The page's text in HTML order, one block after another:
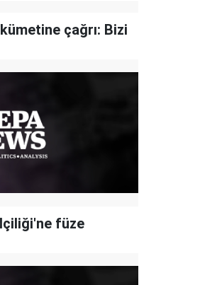
çağrı: Bizi
füze